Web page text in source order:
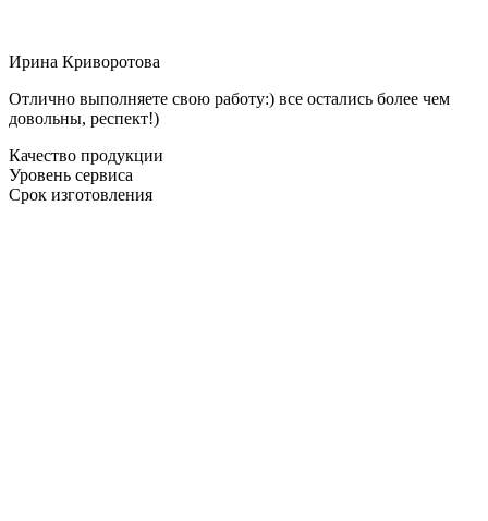
Ирина Криворотова
Отлично выполняете свою работу:) все остались более чем
довольны, респект!)
Качество продукции
Уровень сервиса
Срок изготовления